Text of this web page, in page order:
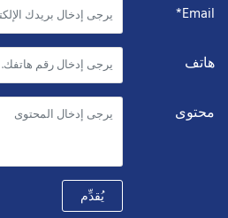
Email*
هاتف
محتوى
يُقدِّم